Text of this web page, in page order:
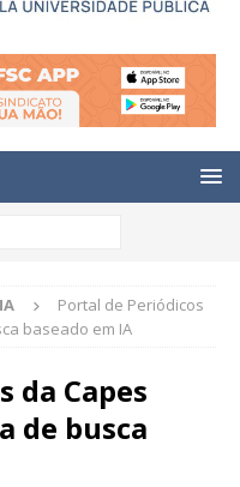
Portal de Periódicos
baseado em IA
da Capes
de busca